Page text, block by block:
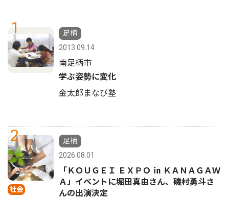
1
足柄
2013.09.14
南足柄市
学ぶ姿勢に変化
金太郎まなび塾
2
社会
足柄
2026.08.01
「ＫＯＵＧＥＩ ＥＸＰＯ ㏌ ＫＡＮＡＧＡＷ
Ａ」イベントに堀田真由さん、磯村勇斗さ
んの出演決定